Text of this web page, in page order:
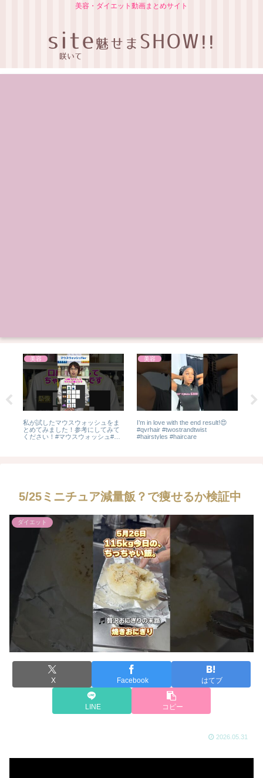
美容・ダイエット動画まとめサイト
美容
私が試したマウスウォッシュをま
とめてみました！参考にしてみて
ください！#マウスウォッシュ#口
美容
I’m in love with the end result!😍
#qvrhair #twostrandtwist
#hairstyles #haircare
5/25ミニチュア減量飯？で痩せるか検証中
ダイエット
X Facebook はてブ
LINE コピー
2026.05.31